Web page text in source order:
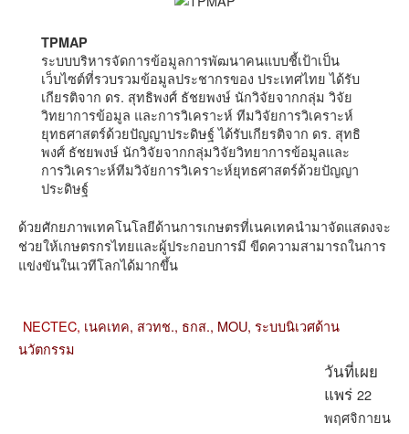
TPMAP
ระบบบริหารจัดการข้อมูลการพัฒนาคนแบบชี้เป้าเป็น
เว็บไซต์ที่รวบรวมข้อมูลประชากรของ ประเทศไทย ได้รับ
เกียรติจาก ดร. สุทธิพงศ์ ธัชยพงษ์ นักวิจัยจากกลุ่ม วิจัย
วิทยาการข้อมูล และการวิเคราะห์ ทีมวิจัยการวิเคราะห์
ยุทธศาสตร์ด้วยปัญญาประดิษฐ์ ได้รับเกียรติจาก ดร. สุทธิ
พงศ์ ธัชยพงษ์ นักวิจัยจากกลุ่มวิจัยวิทยาการข้อมูลและ
การวิเคราะห์ทีมวิจัยการวิเคราะห์ยุทธศาสตร์ด้วยปัญญา
ประดิษฐ์
ด้วยศักยภาพเทคโนโลยีด้านการเกษตรที่เนคเทคนำมาจัดแสดงจะ
ช่วยให้เกษตรกรไทยและผู้ประกอบการมี ขีดความสามารถในการ
แข่งขันในเวทีโลกได้มากขึ้น
NECTEC, เนคเทค, สวทช., ธกส., MOU, ระบบนิเวศด้าน
นวัตกรรม
วันที่เผย
แพร่ 22
พฤศจิกายน